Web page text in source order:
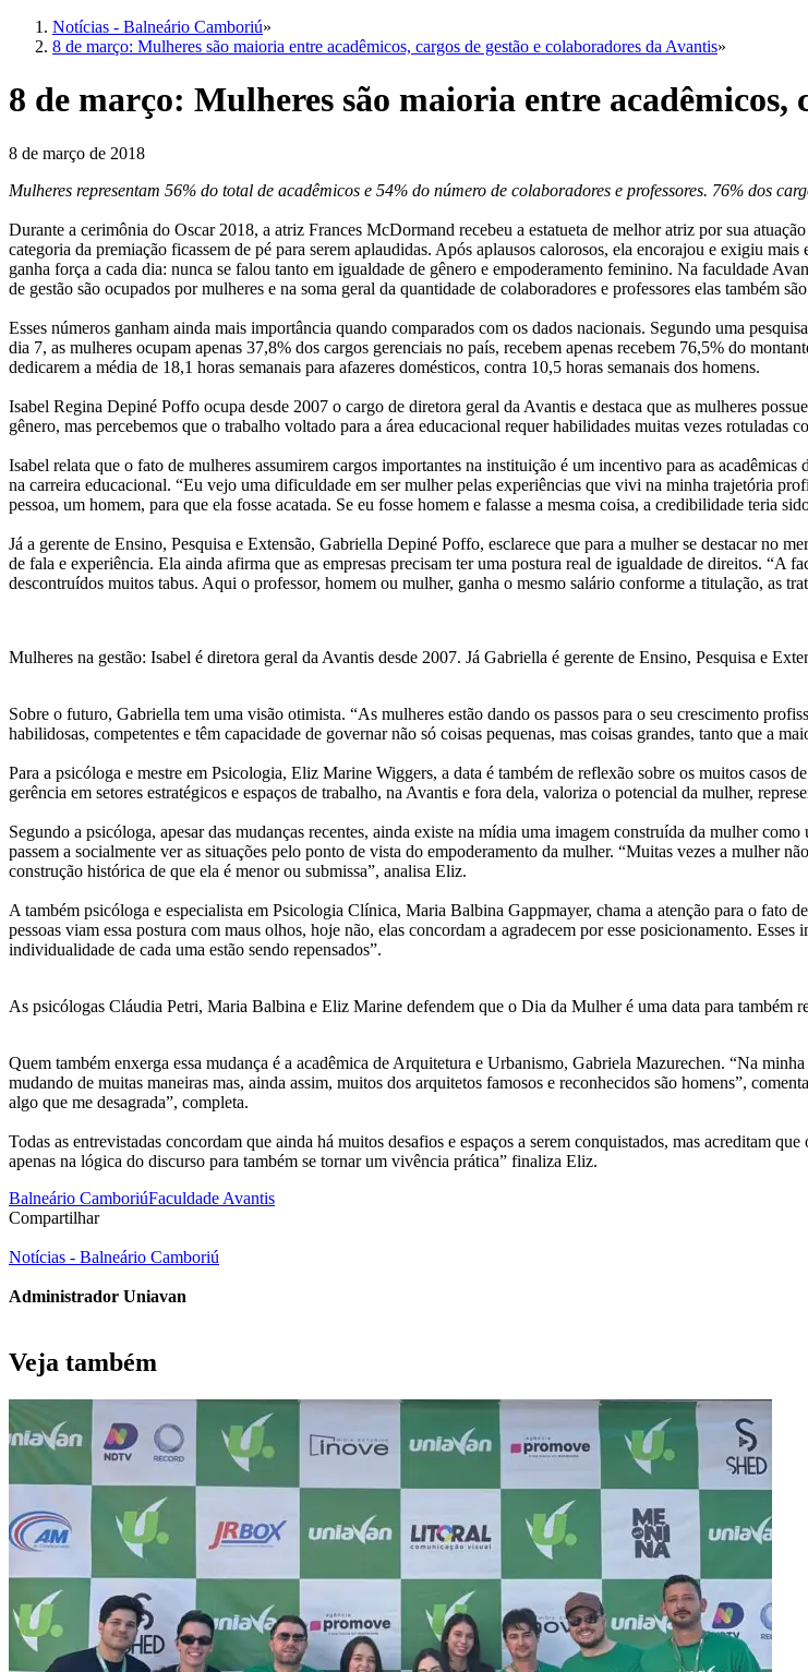
Notícias - Balneário Camboriú»
8 de março: Mulheres são maioria entre acadêmicos, cargos de gestão e colaboradores da Avantis»
8 de março: Mulheres são maioria entre acadêmicos,
8 de março de 2018
Mulheres representam 56% do total de acadêmicos e 54% do número de colaboradores e professores. 76% dos
Durante a cerimônia do Oscar 2018, a atriz Frances McDormand recebeu a estatueta de melhor atriz por sua
categoria da premiação ficassem de pé para serem aplaudidas. Após aplausos calorosos, ela encorajou e exigiu
ganha força a cada dia: nunca se falou tanto em igualdade de gênero e empoderamento feminino. Na faculdade
de gestão são ocupados por mulheres e na soma geral da quantidade de colaboradores e professores elas também
Esses números ganham ainda mais importância quando comparados com os dados nacionais. Segundo uma
dia 7, as mulheres ocupam apenas 37,8% dos cargos gerenciais no país, recebem apenas recebem 76,5% do
dedicarem a média de 18,1 horas semanais para afazeres domésticos, contra 10,5 horas semanais dos homens.
Isabel Regina Depiné Poffo ocupa desde 2007 o cargo de diretora geral da Avantis e destaca que as mulheres
gênero, mas percebemos que o trabalho voltado para a área educacional requer habilidades muitas vezes rotuladas
Isabel relata que o fato de mulheres assumirem cargos importantes na instituição é um incentivo para as
na carreira educacional. “Eu vejo uma dificuldade em ser mulher pelas experiências que vivi na minha trajetória
pessoa, um homem, para que ela fosse acatada. Se eu fosse homem e falasse a mesma coisa, a credibilidade teria
Já a gerente de Ensino, Pesquisa e Extensão, Gabriella Depiné Poffo, esclarece que para a mulher se destacar no
de fala e experiência. Ela ainda afirma que as empresas precisam ter uma postura real de igualdade de direitos. “A
descontruídos muitos tabus. Aqui o professor, homem ou mulher, ganha o mesmo salário conforme a titulação, as
Mulheres na gestão: Isabel é diretora geral da Avantis desde 2007. Já Gabriella é gerente de Ensino, Pesquisa e
Sobre o futuro, Gabriella tem uma visão otimista. “As mulheres estão dando os passos para o seu crescimento
habilidosas, competentes e têm capacidade de governar não só coisas pequenas, mas coisas grandes, tanto que a
Para a psicóloga e mestre em Psicologia, Eliz Marine Wiggers, a data é também de reflexão sobre os muitos casos
gerência em setores estratégicos e espaços de trabalho, na Avantis e fora dela, valoriza o potencial da mulher,
Segundo a psicóloga, apesar das mudanças recentes, ainda existe na mídia uma imagem construída da mulher
passem a socialmente ver as situações pelo ponto de vista do empoderamento da mulher. “Muitas vezes a mulher
construção histórica de que ela é menor ou submissa”, analisa Eliz.
A também psicóloga e especialista em Psicologia Clínica, Maria Balbina Gappmayer, chama a atenção para o fato
pessoas viam essa postura com maus olhos, hoje não, elas concordam a agradecem por esse posicionamento.
individualidade de cada uma estão sendo repensados”.
As psicólogas Cláudia Petri, Maria Balbina e Eliz Marine defendem que o Dia da Mulher é uma data para também
Quem também enxerga essa mudança é a acadêmica de Arquitetura e Urbanismo, Gabriela Mazurechen. “Na
mudando de muitas maneiras mas, ainda assim, muitos dos arquitetos famosos e reconhecidos são homens”,
algo que me desagrada”, completa.
Todas as entrevistadas concordam que ainda há muitos desafios e espaços a serem conquistados, mas acreditam
apenas na lógica do discurso para também se tornar um vivência prática” finaliza Eliz.
Balneário CamboriúFaculdade Avantis
Compartilhar
Notícias - Balneário Camboriú
Administrador Uniavan
Veja também